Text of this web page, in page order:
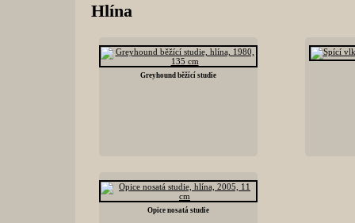
Hlína
Greyhound běžící studie
Opice nosatá studie